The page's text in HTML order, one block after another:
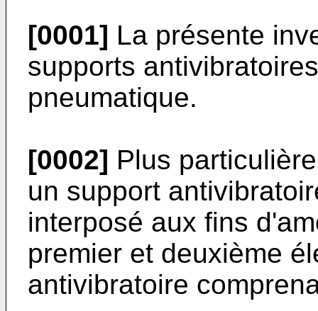
[0001] La présente
supports
pneumatique.
[0002] Plus
un support
interposé aux fins
premier et deuxième
antivibratoire